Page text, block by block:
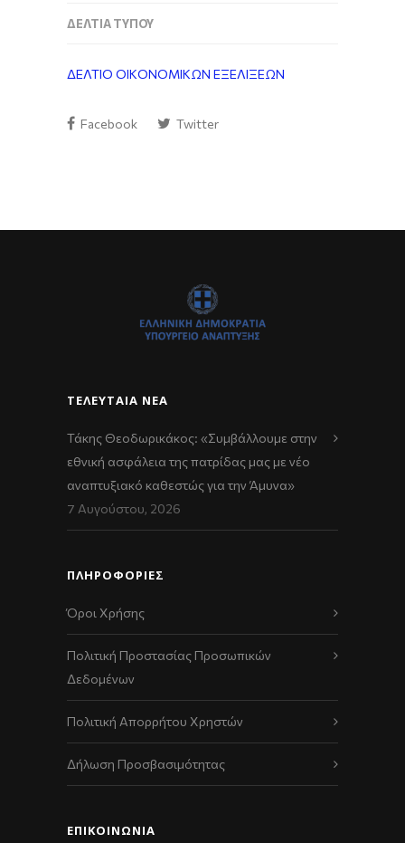
ΔΕΛΤΊΑ ΤΎΠΟΥ
ΔΕΛΤΙΟ ΟΙΚΟΝΟΜΙΚΩΝ ΕΞΕΛΙΞΕΩΝ
Facebook Twitter
ΤΕΛΕΥΤΑΊΑ ΝΈΑ
Τάκης Θεοδωρικάκος: «Συμβάλλουμε στην
εθνική ασφάλεια της πατρίδας μας με νέο
αναπτυξιακό καθεστώς για την Άμυνα»
7 Αυγούστου, 2026
ΠΛΗΡΟΦΟΡΙΕΣ
Όροι Χρήσης
Πολιτική Προστασίας Προσωπικών
Δεδομένων
Πολιτική Απορρήτου Χρηστών
Δήλωση Προσβασιμότητας
ΕΠΙΚΟΙΝΩΝΊΑ